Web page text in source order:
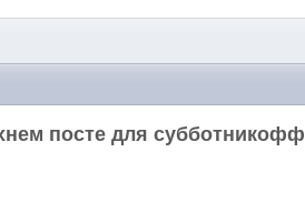
посте для субботникофф